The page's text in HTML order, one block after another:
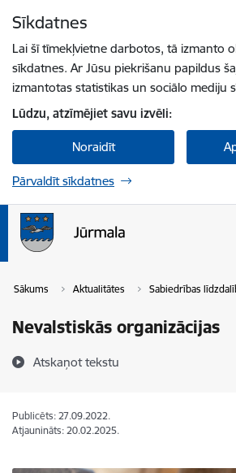
Sīkdatnes
Lai šī tīmekļvietne darbotos, tā izmanto
sīkdatnes. Ar Jūsu piekrišanu papildus
izmantotas statistikas un sociālo mediju
Lūdzu, atzīmējiet savu izvēli:
Noraidīt
Pārvaldīt sīkdatnes
Sākums Aktualitātes Sabiedrības
Nevalstiskās organizācijas
Atskaņot tekstu
Publicēts: 27.09.2022.
Atjaunināts: 20.02.2025.